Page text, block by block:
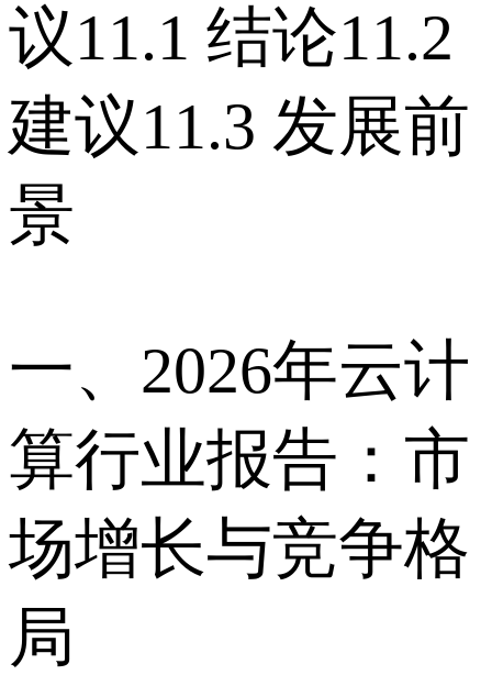
议 11.1 结论 11.2
建议 11.3 发展前
景
一、2026年云计
算行业报告：市
场增长与竞争格
局